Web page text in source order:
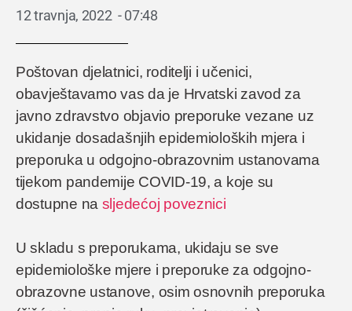
12 travnja, 2022 -07:48
Poštovan djelatnici, roditelji i učenici,
obavještavamo vas da je Hrvatski zavod za
javno zdravstvo objavio preporuke vezane uz
ukidanje dosadašnjih epidemioloških mjera i
preporuka u odgojno-obrazovnim ustanovama
tijekom pandemije COVID-19, a koje su
dostupne na sljedećoj poveznici
U skladu s preporukama, ukidaju se sve
epidemiološke mjere i preporuke za odgojno-
obrazovne ustanove, osim osnovnih preporuka